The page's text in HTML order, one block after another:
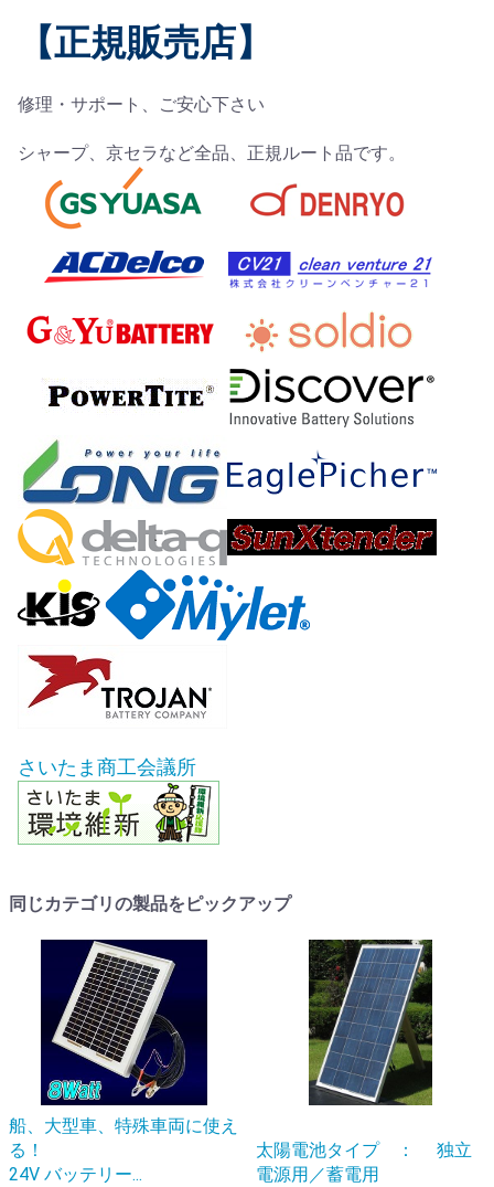
【正規販売店】
修理・サポート、ご安心下さい
シャープ、京セラなど全品、正規ルート品です。
さいたま商工会議所
同じカテゴリの製品をピックアップ
船、大型車、特殊車両に使え
る！
24V バッテリー...
太陽電池タイプ ： 独立
電源用／蓄電用